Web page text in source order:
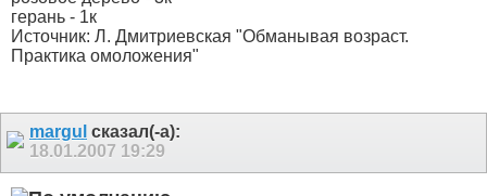
герань - 1к
Источник: Л. Дмитриевская "Обманывая возраст.
Практика омоложения"
margul сказал(-а):
18.01.2007 19:29